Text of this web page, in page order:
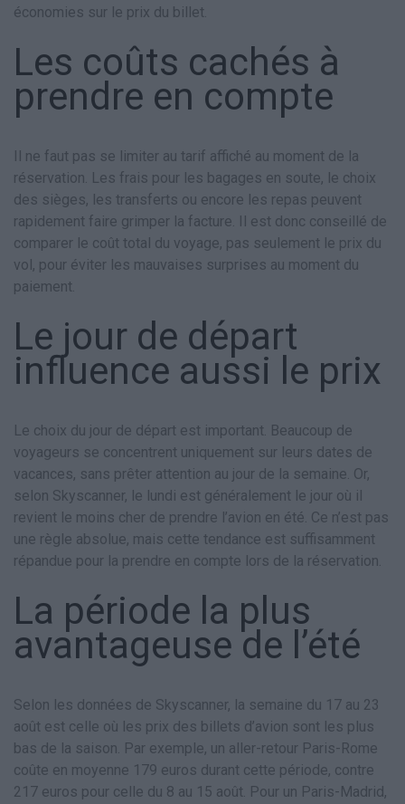
économies sur le prix du billet.
Les coûts cachés à
prendre en compte
Il ne faut pas se limiter au tarif affiché au moment de la
réservation. Les frais pour les bagages en soute, le choix
des sièges, les transferts ou encore les repas peuvent
rapidement faire grimper la facture. Il est donc conseillé de
comparer le coût total du voyage, pas seulement le prix du
vol, pour éviter les mauvaises surprises au moment du
paiement.
Le jour de départ
influence aussi le prix
Le choix du jour de départ est important. Beaucoup de
voyageurs se concentrent uniquement sur leurs dates de
vacances, sans prêter attention au jour de la semaine. Or,
selon Skyscanner, le lundi est généralement le jour où il
revient le moins cher de prendre l’avion en été. Ce n’est pas
une règle absolue, mais cette tendance est suffisamment
répandue pour la prendre en compte lors de la réservation.
La période la plus
avantageuse de l’été
Selon les données de Skyscanner, la semaine du 17 au 23
août est celle où les prix des billets d’avion sont les plus
bas de la saison. Par exemple, un aller-retour Paris-Rome
coûte en moyenne 179 euros durant cette période, contre
217 euros pour celle du 8 au 15 août. Pour un Paris-Madrid,